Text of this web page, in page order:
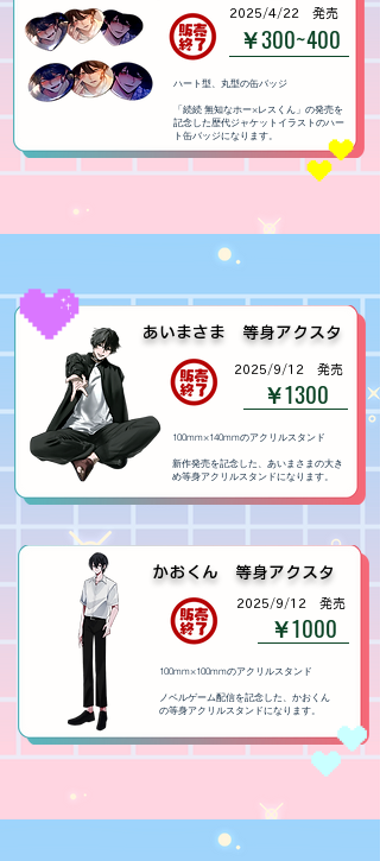
￥300~400
​ハート型、丸型の缶バッジ
「続続 無知なホー×レスくん」の発売を
記念した歴代ジャケットイラストのハー
ト缶バッジになります。
​2025/4/22 発売
​あいまさま 等身アクスタ
​2025/9/12 発売
￥1300
100mm×140mmのアクリルスタンド
新作発売を記念した、あいまさまの大き
め等身アクリルスタンドになります。
​かおくん 等身アクスタ
​2025/9/12 発売
￥1000
100mm×100mmのアクリルスタンド
ノベルゲーム配信を記念した、かおくん
の等身アクリルスタンドになります。